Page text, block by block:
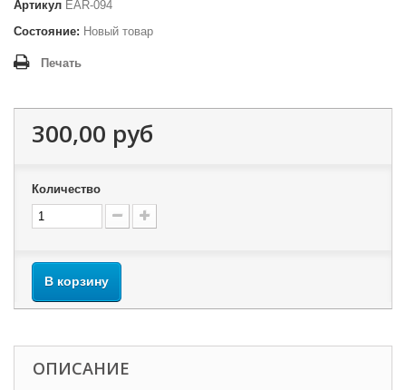
Артикул EAR-094
Состояние: Новый товар
Печать
300,00 руб
Количество
В корзину
ОПИСАНИЕ